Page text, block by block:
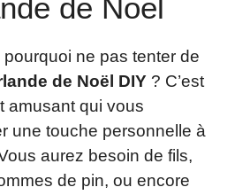
de Noël
ne pas tenter de
de Noël DIY ? C’est
amusant qui vous
une touche personnelle à
aurez besoin de fils,
de pin, ou encore